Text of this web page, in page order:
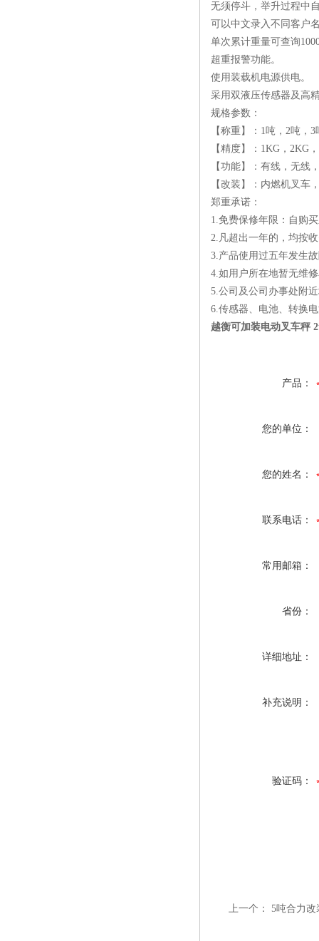
无须停斗，举升过程中
可以中文录入不同客户
单次累计重量可查询
超重报警功能。
使用装载机电源供电。
采用双液压传感器及高
规格参数：
【称重】：1吨，2吨，
【精度】：1KG，2KG
【功能】：有线，无线
【改装】：内燃机叉车
郑重承诺：
1.免费保修年限：自购
2.凡超出一年的，均按
3.产品使用过五年发生
4.如用户所在地暂无维
5.公司及公司办事处附
6.传感器、电池、转换
越衡可加装电动叉车秤
产品：
您的单位：
您的姓名：
联系电话：
常用邮箱：
省份：
详细地址：
补充说明：
验证码：
上一个： 5吨合力